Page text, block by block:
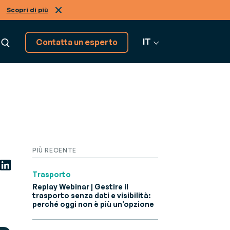
Scopri di più
Vai a tutti i software
Contatta un esperto IT
PIÙ RECENTE
Trasporto
Replay Webinar | Gestire il
trasporto senza dati e visibilità:
perché oggi non è più un’opzione